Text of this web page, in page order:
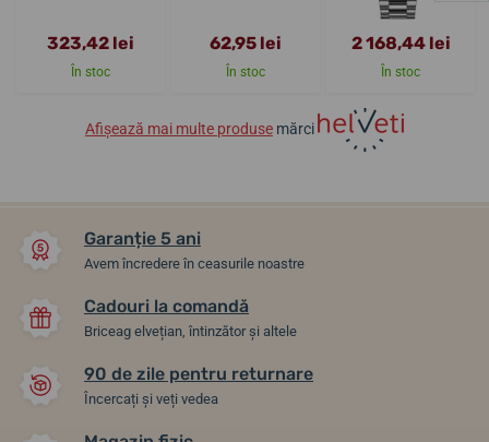
323,42 lei
În stoc
62,95 lei
În stoc
2 168,44 lei
În stoc
Afișează mai multe produse mărci
Garanție 5 ani
Avem încredere în ceasurile noastre
Cadouri la comandă
Briceag elvețian, întinzător și altele
90 de zile pentru returnare
Încercați și veți vedea